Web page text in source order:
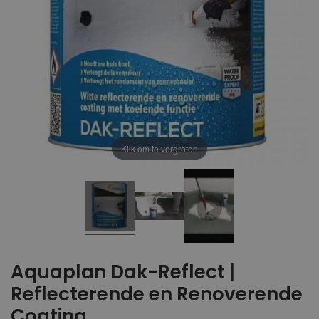
Aquaplan Dak-Reflect |
Reflecterende en Renoverende
Klik om te vergroten